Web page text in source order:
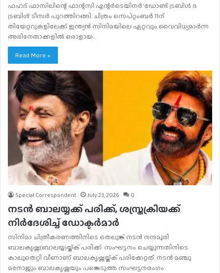
ഫഹദ് ഫാസിലിന്റെ ഫാന്റസി എന്റർടെയിനർ ‘ഡോണ്ട് ട്രബിൾ ദ
ട്രബിൾ’ ടീസർ പുറത്തിറങ്ങി: ചിത്രം സെപ്റ്റംബർ 11ന്
തിയേറ്ററുകളിലേക്ക് ഇന്ത്യൻ സിനിമയിലെ ഏറ്റവും വൈവിധ്യമാർന്ന
അഭിനേതാക്കളിൽ ഒരാളായ…
Read More »
Special Correspondent July 23, 2026 0
നടന്‍ ബാലയ്യക്ക് പരിക്ക്, ശസ്ത്രക്രിയക്ക്
നിര്‍ദേശിച്ച് ഡോക്ടര്‍മാര്‍
സിനിമാ ചിത്രീകരണത്തിനിടെ തെലുങ്ക് നടന്‍ നന്ദമൂരി
ബാലകൃഷ്ണ(ബാലയ്യ)യ്ക്ക് പരിക്ക്. സംഘട്ടനം ചെയ്യുന്നതിനിടെ
കാലുതെറ്റി വീണാണ് ബാലകൃഷ്ണയ്ക്ക് പരിക്കേറ്റത്. നടന്‍ മഞ്ചു
മനോജും ബാലകൃഷ്ണയും പങ്കെടുത്ത സംഘട്ടനരംഗം